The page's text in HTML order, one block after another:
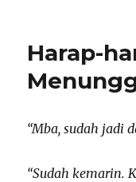
Harap-
“Mba, sudah jadi
“Sudah kemarin.